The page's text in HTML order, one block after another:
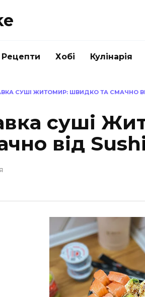
Рецепти Хобі Кулінарія
СУШІ ЖИТОМИР: ШВИДКО ТА СМАЧНО
суші
від